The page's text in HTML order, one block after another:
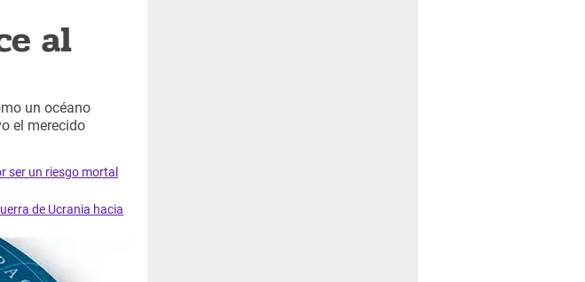
al
un océano
el merecido
ser un riesgo mortal
de Ucrania hacia